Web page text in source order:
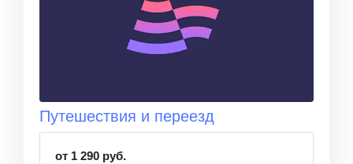
Путешествия и переезд
от 1 290 руб.